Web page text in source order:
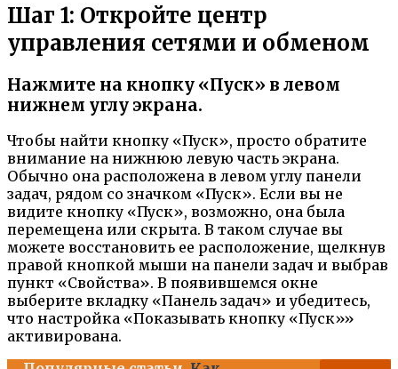
Шаг 1: Откройте центр
управления сетями и обменом
Нажмите на кнопку «Пуск» в левом
нижнем углу экрана.
Чтобы найти кнопку «Пуск», просто обратите
внимание на нижнюю левую часть экрана.
Обычно она расположена в левом углу панели
задач, рядом со значком «Пуск». Если вы не
видите кнопку «Пуск», возможно, она была
перемещена или скрыта. В таком случае вы
можете восстановить ее расположение, щелкнув
правой кнопкой мыши на панели задач и выбрав
пункт «Свойства». В появившемся окне
выберите вкладку «Панель задач» и убедитесь,
что настройка «Показывать кнопку «Пуск»»
активирована.